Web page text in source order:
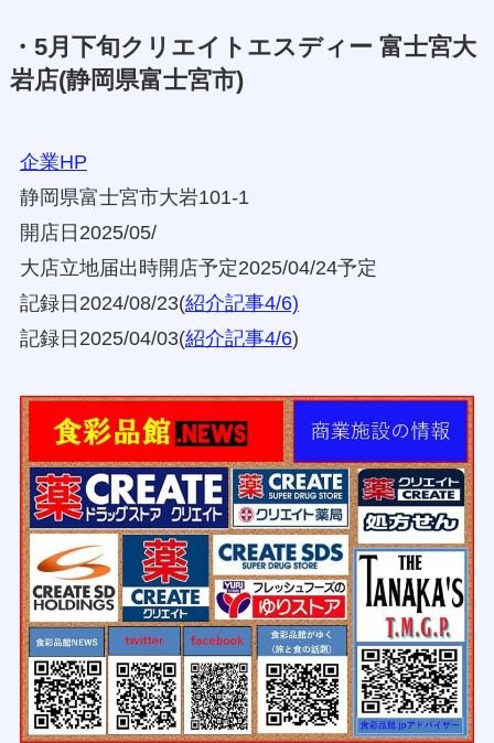
・5月下旬クリエイトエスディー 富士宮大
岩店(静岡県富士宮市)
企業HP
静岡県富士宮市大岩101-1
開店日2025/05/
大店立地届出時開店予定2025/04/24予定
記録日2024/08/23(紹介記事4/6)
記録日2025/04/03(紹介記事4/6)